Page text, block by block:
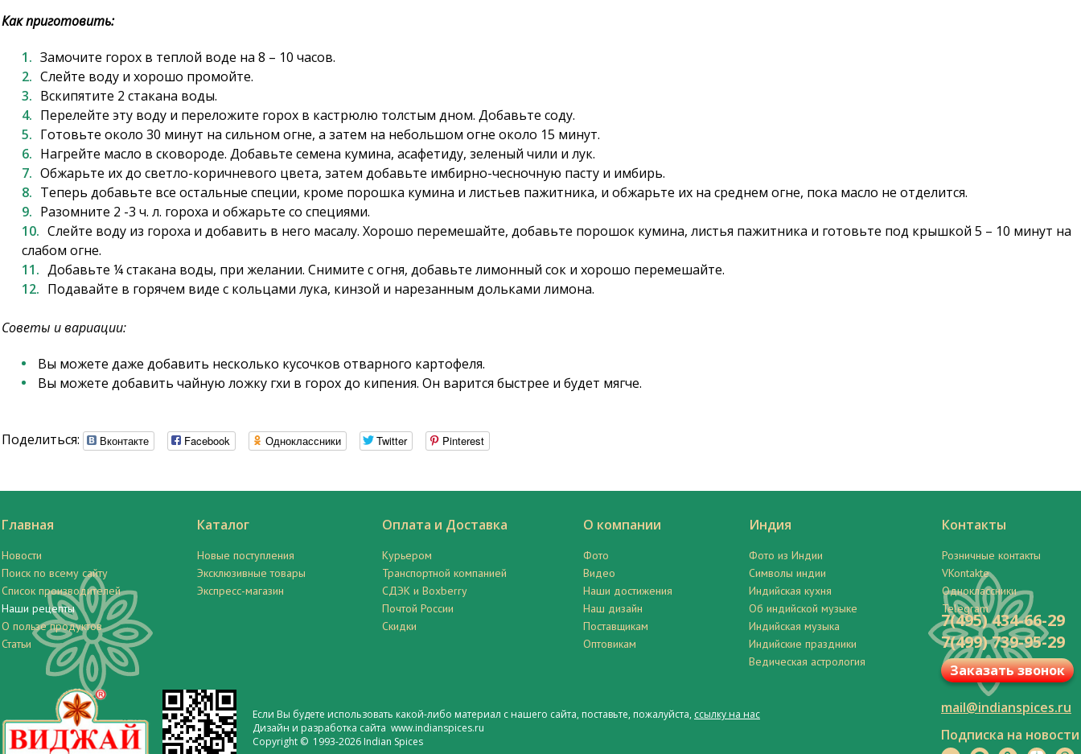
Как приготовить:
Замочите горох в теплой воде на 8 – 10 часов.
Слейте воду и хорошо промойте.
Вскипятите 2 стакана воды.
Перелейте эту воду и переложите горох в кастрюлю толстым дном. Добавьте соду.
Готовьте около 30 минут на сильном огне, а затем на небольшом огне около 15 минут.
Нагрейте масло в сковороде. Добавьте семена кумина, асафетиду, зеленый чили и лук.
Обжарьте их до светло-коричневого цвета, затем добавьте имбирно-чесночную пасту и имбирь.
Теперь добавьте все остальные специи, кроме порошка кумина и листьев пажитника, и обжарьте их на среднем огне, пока масло не отделится.
Разомните 2 -3 ч. л. гороха и обжарьте со специями.
Слейте воду из гороха и добавить в него масалу. Хорошо перемешайте, добавьте порошок кумина, листья пажитника и готовьте под крышкой 5 – 10 минут на
слабом огне.
Добавьте ¼ стакана воды, при желании. Снимите с огня, добавьте лимонный сок и хорошо перемешайте.
Подавайте в горячем виде с кольцами лука, кинзой и нарезанным дольками лимона.
Советы и вариации:
Вы можете даже добавить несколько кусочков отварного картофеля.
Вы можете добавить чайную ложку гхи в горох до кипения. Он варится быстрее и будет мягче.
Поделиться: Вконтакте Facebook Одноклассники Twitter Pinterest
Главная
Новости
Поиск по всему сайту
Список производителей
Наши рецепты
О пользе продуктов
Статьи
Каталог
Новые поступления
Эксклюзивные товары
Экспресс-магазин
Оплата и Доставка
Курьером
Транспортной компанией
СДЭК и Boxberry
Почтой России
Скидки
О компании
Фото
Видео
Наши достижения
Наш дизайн
Поставщикам
Оптовикам
Индия
Фото из Индии
Символы индии
Индийская кухня
Об индийской музыке
Индийская музыка
Индийские праздники
Ведическая астрология
Контакты
Розничные контакты
VKontakte
Одноклассники
Telegram
Если Вы будете использовать какой-либо материал с нашего сайта, поставьте, пожалуйста, ссылку на нас
Дизайн и разработка сайта www.indianspices.ru
Copyright © 1993-2026 Indian Spices
7(495) 434-66-29
7(499) 739-95-29
Заказать звонок
mail@indianspices.ru
Подписка на новости